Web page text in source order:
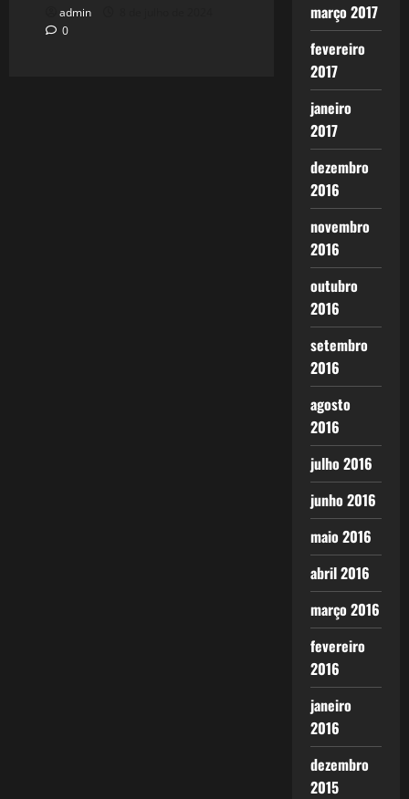
admin
0
março 2017
fevereiro
2017
janeiro
2017
dezembro
2016
novembro
2016
outubro
2016
setembro
2016
agosto
2016
julho 2016
junho 2016
maio 2016
abril 2016
março 2016
fevereiro
2016
janeiro
2016
dezembro
2015